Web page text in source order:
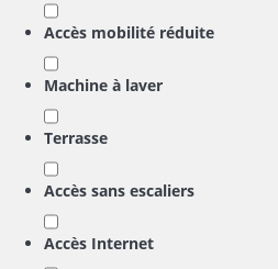
Accès mobilité réduite
Machine à laver
Terrasse
Accès sans escaliers
Accès Internet